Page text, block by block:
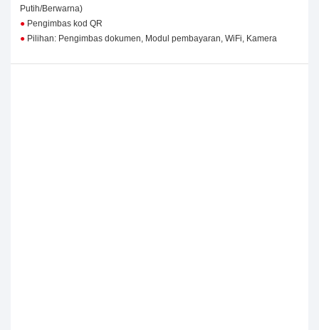
Putih/Berwarna)
● Pengimbas kod QR
● Pilihan: Pengimbas dokumen, Modul pembayaran, WiFi, Kamera